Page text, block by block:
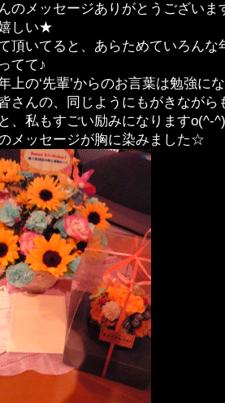
のメッセージありがとうございま
しい★
頂いてると、あらためていろんな
てて♪
上の‘先輩’からのお言葉は勉強に
さんの、同じようにもがきながら
、私もすごい励みになりますo(^-
メッセージが胸に染みました☆